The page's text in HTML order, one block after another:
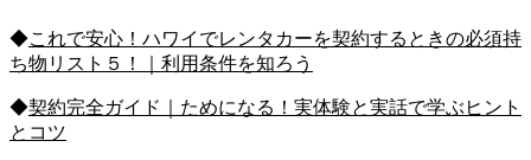
◆これで安心！ハワイでレンタカーを契約するときの必須持
ち物リスト５！｜利用条件を知ろう
◆契約完全ガイド｜ためになる！実体験と実話で学ぶヒント
とコツ